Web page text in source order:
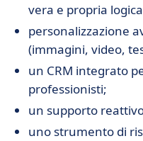
vera e propria
personalizzazione
(immagini, video,
un CRM integrato
professionisti;
un supporto
uno strumento di